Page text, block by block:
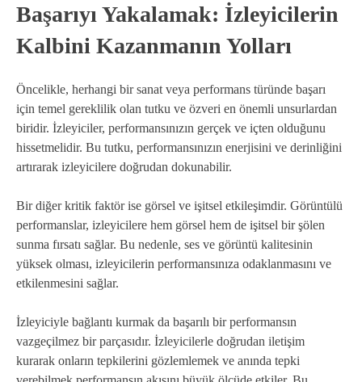
Başarıyı Yakalamak: İzleyicilerin
Kalbini Kazanmanın Yolları
Öncelikle, herhangi bir sanat veya performans türünde başarı
için temel gereklilik olan tutku ve özveri en önemli unsurlardan
biridir. İzleyiciler, performansınızın gerçek ve içten olduğunu
hissetmelidir. Bu tutku, performansınızın enerjisini ve derinliğini
artırarak izleyicilere doğrudan dokunabilir.
Bir diğer kritik faktör ise görsel ve işitsel etkileşimdir. Görüntülü
performanslar, izleyicilere hem görsel hem de işitsel bir şölen
sunma fırsatı sağlar. Bu nedenle, ses ve görüntü kalitesinin
yüksek olması, izleyicilerin performansınıza odaklanmasını ve
etkilenmesini sağlar.
İzleyiciyle bağlantı kurmak da başarılı bir performansın
vazgeçilmez bir parçasıdır. İzleyicilerle doğrudan iletişim
kurarak onların tepkilerini gözlemlemek ve anında tepki